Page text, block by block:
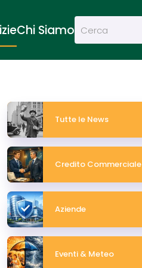
Chi Siamo
Tutte le News
Credito Commerciale
Aziende
Eventi & Meteo